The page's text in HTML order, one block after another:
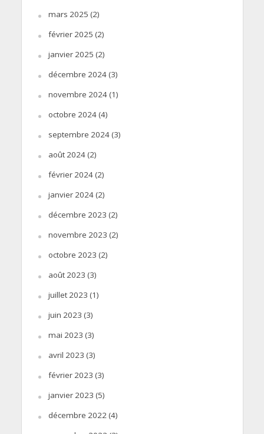
mars 2025 (2)
février 2025 (2)
janvier 2025 (2)
décembre 2024(3)
novembre 2024(1)
octobre 2024(4)
septembre 2024(3)
août 2024(2)
février 2024(2)
janvier 2024(2)
décembre 2023 (2)
novembre 2023 (2)
octobre 2023 (2)
août 2023 (3)
juillet 2023 (1)
juin 2023 (3)
mai 2023 (3)
avril 2023 (3)
février 2023 (3)
janvier 2023 (5)
décembre 2022 (4)